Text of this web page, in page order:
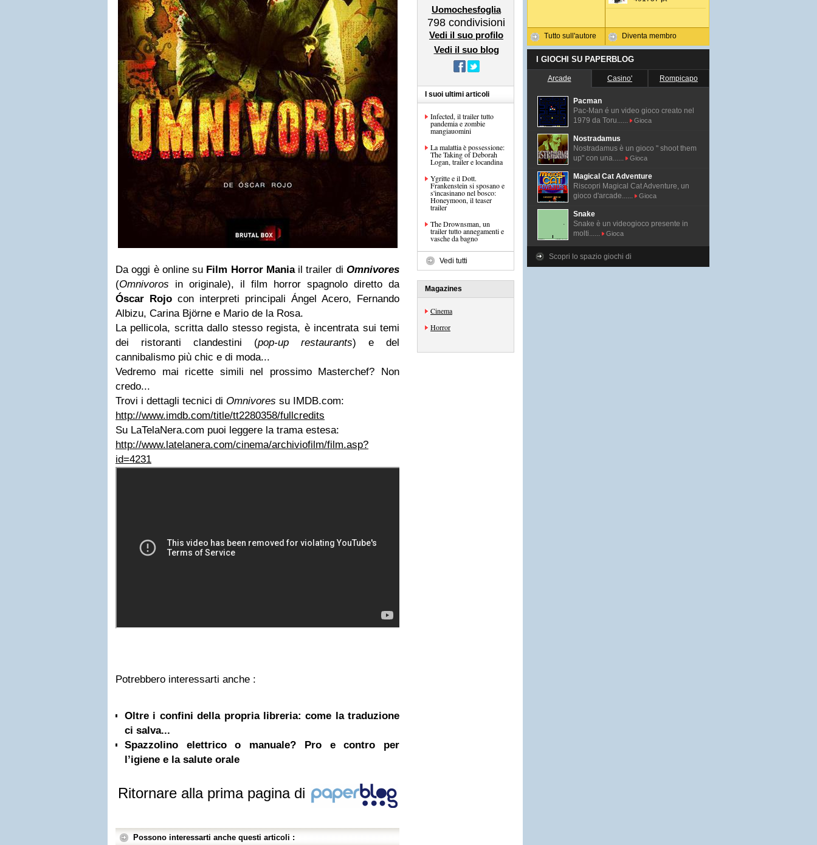
Da oggi è online su Film Horror Maniail trailer diOmnivores
(Omnivoros in originale), il film horror spagnolo diretto da
Óscar Rojo con interpreti principali Ángel Acero, Fernando
Albizu, Carina Björne e Mario de la Rosa.
La pellicola, scritta dallo stesso regista, è incentrata sui temi
dei ristoranti clandestini (pop-up restaurants) e del
cannibalismo più chic e di moda...
Vedremo mai ricette simili nel prossimo Masterchef? Non
credo...
Trovi i dettagli tecnici di Omnivores su IMDB.com:
http://www.imdb.com/title/tt2280358/fullcredits
Su LaTelaNera.com puoi leggere la trama estesa:
http://www.latelanera.com/cinema/archiviofilm/film.asp?
id=4231
Potrebbero interessarti anche :
Oltre i confini della propria libreria: come la traduzione
ci salva...
Spazzolino elettrico o manuale? Pro e contro per
l’igiene e la salute orale
Ritornare alla prima pagina di
Possono interessarti anche questi articoli :
Uomochesfoglia
798 condivisioni
Vedi il suo profilo
Vedi il suo blog
I suoi ultimi articoli
Infected, il trailer tutto
pandemia e zombie
mangiauomini
La malattia è possessione:
The Taking of Deborah
Logan, trailer e locandina
Ygritte e il Dott.
Frankenstein si sposano e
s'incasinano nel bosco:
Honeymoon, il teaser
trailer
The Drownsman, un
trailer tutto annegamenti e
vasche da bagno
Vedi tutti
Magazines
Cinema
Horror
Tutto sull'autore Diventa membro
I GIOCHI SU PAPERBLOG
Arcade Casino' Rompicapo
Pacman
Pac-Man é un video gioco creato nel
1979 da Toru......
Gioca
Nostradamus
Nostradamus è un gioco " shoot them
up" con una......
Gioca
Magical Cat Adventure
Riscopri Magical Cat Adventure, un
gioco d'arcade......
Gioca
Snake
Snake è un videogioco presente in
molti......
Gioca
Scopri lo spazio giochi di